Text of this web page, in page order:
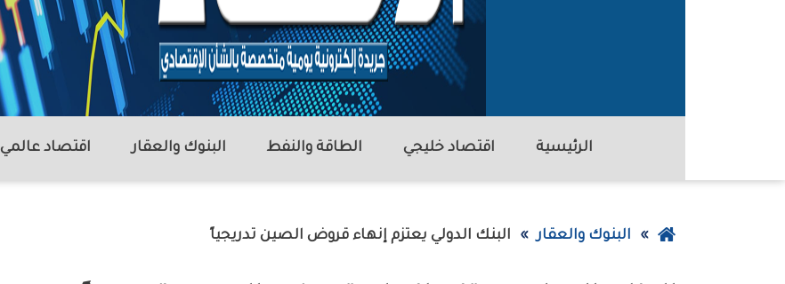
الرئيسية اقتصاد خليجي الطاقة والنفط البنوك والعقار اقتصاد عالمي
عودةالبنوك والعقار البنك‭ ‬الدولي‭ ‬يعتزم‭ ‬إنهاء‭ ‬قروض‭ ‬الصين‭ ‬تدريجياً‭ ‬